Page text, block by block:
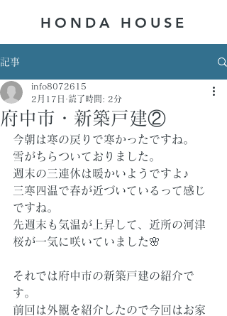
HONDA ​HOUSE
記事
府中市・新築戸建②
info8072615
2月17日
読了時間: 2分
今朝は寒の戻りで寒かったですね。
雪がちらついておりました。
週末の三連休は暖かいようですよ♪
三寒四温で春が近づいているって感じ
ですね。
先週末も気温が上昇して、近所の河津
桜が一気に咲いていました🌸
それでは府中市の新築戸建の紹介で
す。
前回は外観を紹介したので今回はお家